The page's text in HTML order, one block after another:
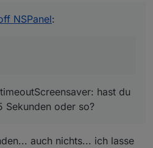
NSPanel:
hast du
Sekunden oder so?
auch nichts... ich lasse